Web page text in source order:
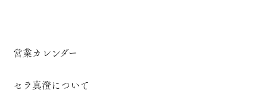
営業カレンダー
セラ真澄について